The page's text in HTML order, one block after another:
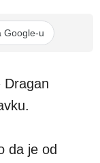
Google-u
Dragan
da je od